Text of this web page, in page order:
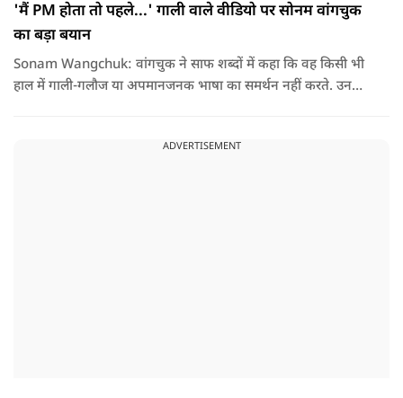
'मैं PM होता तो पहले...' गाली वाले वीडियो पर सोनम वांगचुक
का बड़ा बयान
Sonam Wangchuk: वांगचुक ने साफ शब्दों में कहा कि वह किसी भी
हाल में गाली-गलौज या अपमानजनक भाषा का समर्थन नहीं करते. उनका
ADVERTISEMENT